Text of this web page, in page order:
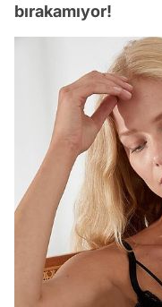
bırakamıyor!